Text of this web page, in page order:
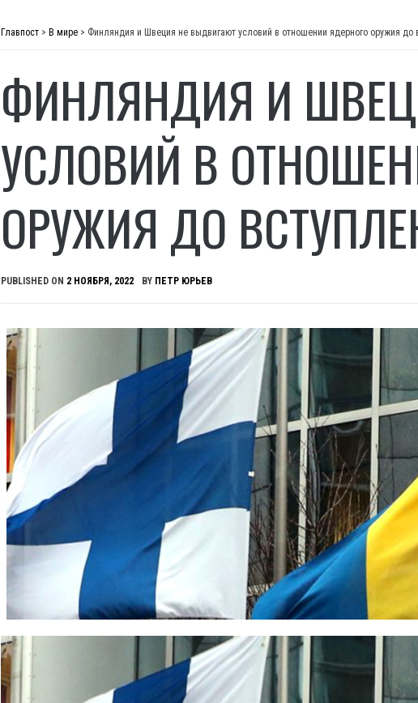
Главпост > В мире > Финляндия и Швеция не выдвигают условий в отношении ядерного оружия до
ФИНЛЯНДИЯ И
УСЛОВИЙ В
ОРУЖИЯ ДО
PUBLISHED ON 2 НОЯБРЯ, 2022 BY ПЕТР ЮРЬЕВ